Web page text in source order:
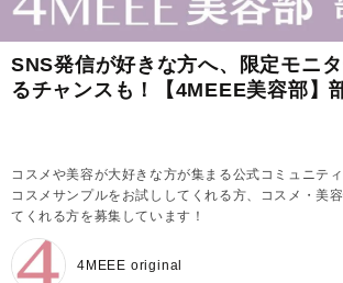
SNS発信が好きな方へ、限定モニ
るチャンスも！【4MEEE美容部】
コスメや美容が大好きな方が集まる公式コミュニテ
コスメサンプルをお試ししてくれる方、コスメ・美
てくれる方を募集しています！
4MEEE original